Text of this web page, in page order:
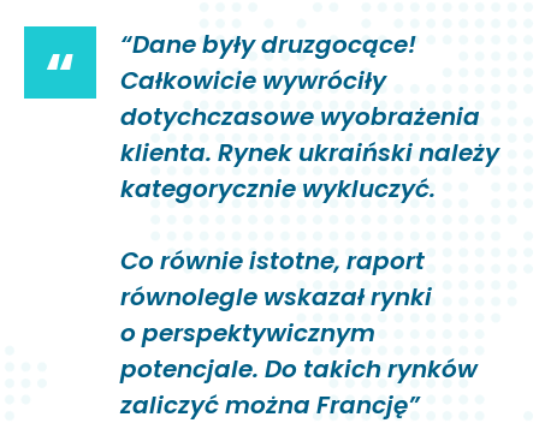
“
“Dane były druzgocące!
Całkowicie wywróciły
dotychczasowe wyobrażenia
klienta. Rynek ukraiński należy
kategorycznie wykluczyć.
Co równie istotne, raport
równolegle wskazał rynki
o perspektywicznym
potencjale. Do takich rynków
zaliczyć można Francję”